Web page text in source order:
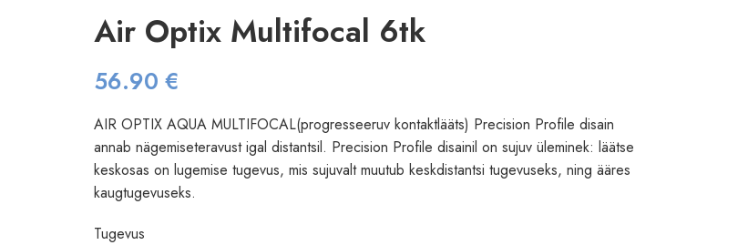
Air Optix Multifocal 6tk
56.90 €
AIR OPTIX AQUA MULTIFOCAL(progresseeruv kontaktlääts) Precision Profile disain
annab nägemiseteravust igal distantsil. Precision Profile disainil on sujuv üleminek: läätse
keskosas on lugemise tugevus, mis sujuvalt muutub keskdistantsi tugevuseks, ning ääres
kaugtugevuseks.
Tugevus